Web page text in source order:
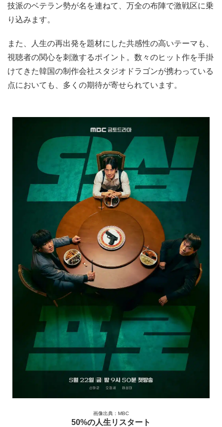
技派のベテラン勢が名を連ねて、万全の布陣で激戦区に乗
り込みます。
また、人生の再出発を題材にした共感性の高いテーマも、
視聴者の関心を刺激するポイント。数々のヒット作を手掛
けてきた韓国の制作会社スタジオドラゴンが携わっている
点においても、多くの期待が寄せられています。
画像出典：MBC
50%の人生リスタート